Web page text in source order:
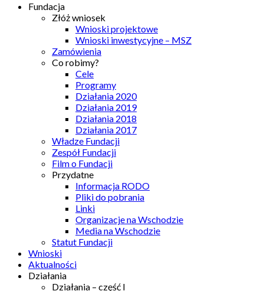
Fundacja
Złóż wniosek
Wnioski projektowe
Wnioski inwestycyjne – MSZ
Zamówienia
Co robimy?
Cele
Programy
Działania 2020
Działania 2019
Działania 2018
Działania 2017
Władze Fundacji
Zespół Fundacji
Film o Fundacji
Przydatne
Informacja RODO
Pliki do pobrania
Linki
Organizacje na Wschodzie
Media na Wschodzie
Statut Fundacji
Wnioski
Aktualności
Działania
Działania – część I